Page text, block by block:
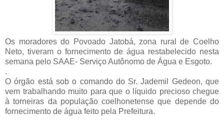
Os moradores do Povoado Jatobá, zona rural de Coelho
Neto, tiveram o fornecimento de água restabelecido nesta
semana pelo SAAE- Serviço Autônomo de Água e Esgoto.
.
O órgão está sob o comando do Sr. Jademil Gedeon, que
vem trabalhando muito para que o líquido precioso chegue
à torneiras da população coelhonetense que depende do
fornecimento de água feito pela Prefeitura.